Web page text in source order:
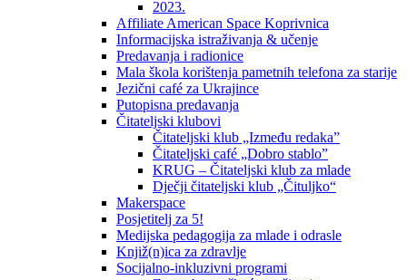
2023.
Affiliate American Space Koprivnica
Informacijska istraživanja & učenje
Predavanja i radionice
Mala škola korištenja pametnih telefona za starije
Jezični café za Ukrajince
Putopisna predavanja
Čitateljski klubovi
Čitateljski klub „Između redaka”
Čitateljski café „Dobro stablo”
KRUG – Čitateljski klub za mlade
Dječji čitateljski klub „Čituljko“
Makerspace
Posjetitelj za 5!
Medijska pedagogija za mlade i odrasle
Knjiž(n)ica za zdravlje
Socijalno-inkluzivni programi